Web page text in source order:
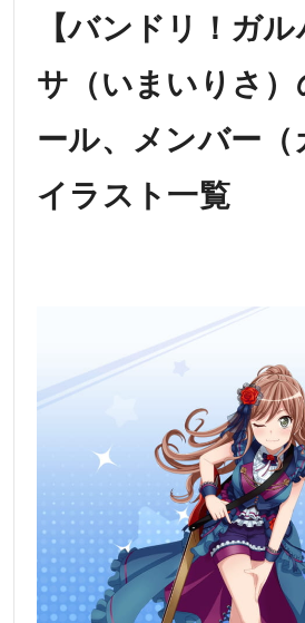
【バンドリ！ガ
サ（いまいりさ）
ール、メンバー（
イラスト一覧